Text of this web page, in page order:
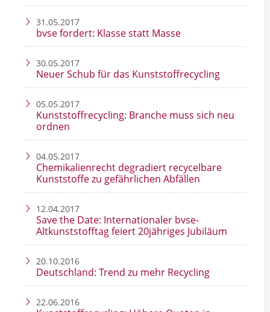
31.05.2017
bvse fordert: Klasse statt Masse
30.05.2017
Neuer Schub für das Kunststoffrecycling
05.05.2017
Kunststoffrecycling: Branche muss sich neu
ordnen
04.05.2017
Chemikalienrecht degradiert recycelbare
Kunststoffe zu gefährlichen Abfällen
12.04.2017
Save the Date: Internationaler bvse-
Altkunststofftag feiert 20jähriges Jubiläum
20.10.2016
Deutschland: Trend zu mehr Recycling
22.06.2016